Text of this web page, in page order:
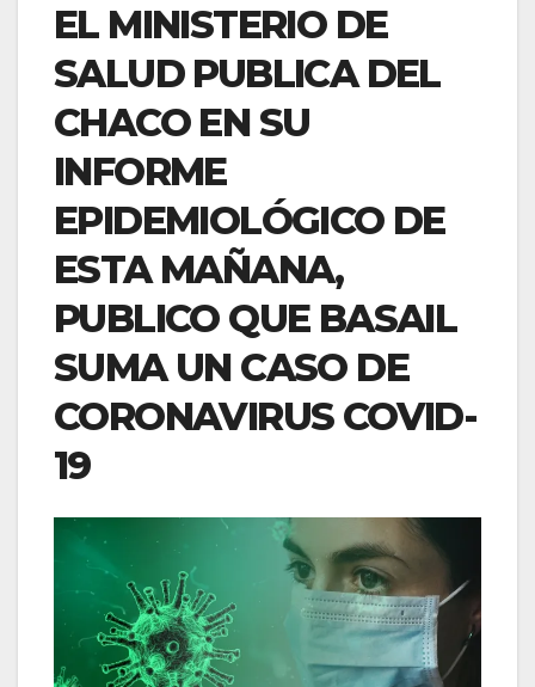
EL MINISTERIO DE
SALUD PUBLICA DEL
CHACO EN SU
INFORME
EPIDEMIOLÓGICO DE
ESTA MAÑANA,
PUBLICO QUE BASAIL
SUMA UN CASO DE
CORONAVIRUS COVID-
19